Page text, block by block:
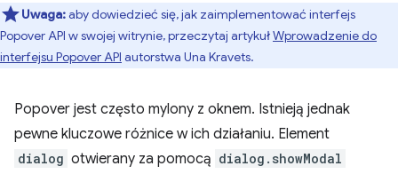
Uwaga:aby dowiedzieć się, jak zaimplementować interfejs
Popover API w swojej witrynie, przeczytaj artykułWprowadzenie do
interfejsu Popover API autorstwa Una Kravets.
Popover jest często mylony z oknem. Istnieją jednak
pewne kluczowe różnice w ich działaniu. Element
dialog otwierany za pomocą dialog.showModal